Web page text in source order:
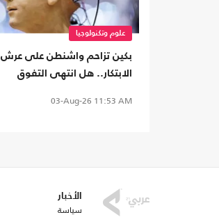
علوم وتكنولوجيا
بكين تزاحم واشنطن على عرش
الابتكار.. هل انتهى التفوق
03-Aug-26 11:53 AM
الأخبار
سياسة